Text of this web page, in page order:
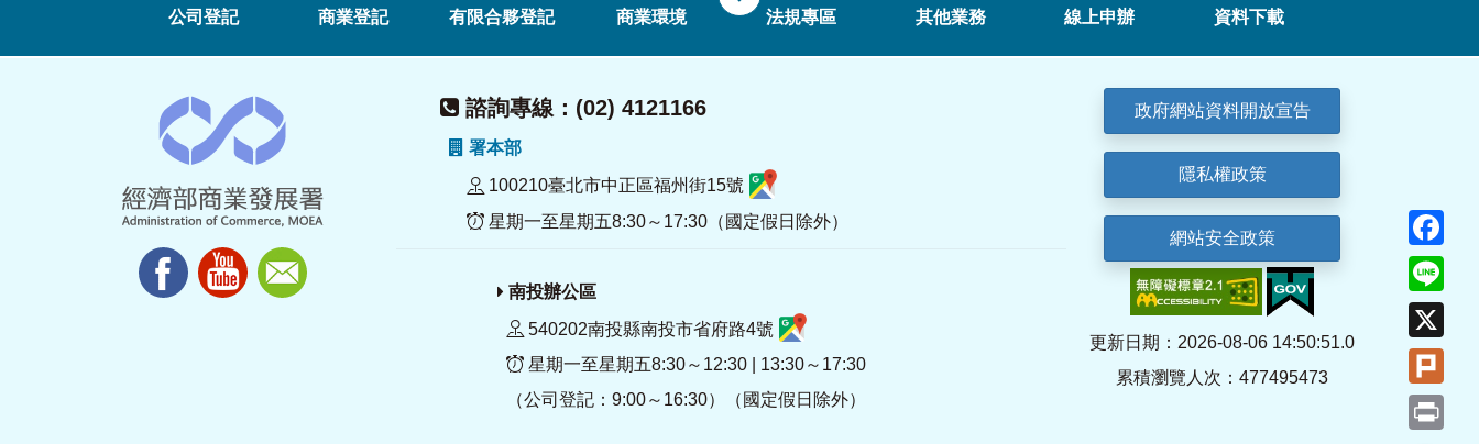
公司登記 商業登記 有限合夥登記 商業環境 法規專區 其他業務 線上申辦 資料下載
諮詢專線：(02) 4121166
署本部
100210臺北市中正區福州街15號
星期一至星期五8:30～17:30（國定假日除外）
南投辦公區
540202南投縣南投市省府路4號
星期一至星期五8:30～12:30 | 13:30～17:30
（公司登記：9:00～16:30）（國定假日除外）
政府網站資料開放宣告
隱私權政策
網站安全政策
更新日期：2026-08-06 14:50:51.0
累積瀏覽人次：477495473